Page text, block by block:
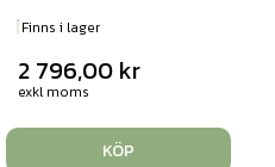
Finns i lager
2 796,00 kr
exkl moms
KÖP